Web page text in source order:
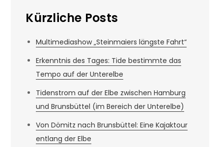
Kürzliche Posts
Multimediashow „Steinmaiers längste Fahrt“
Erkenntnis des Tages: Tide bestimmte das
Tempo auf der Unterelbe
Tidenstrom auf der Elbe zwischen Hamburg
und Brunsbüttel (im Bereich der Unterelbe)
Von Dömitz nach Brunsbüttel: Eine Kajaktour
entlang der Elbe